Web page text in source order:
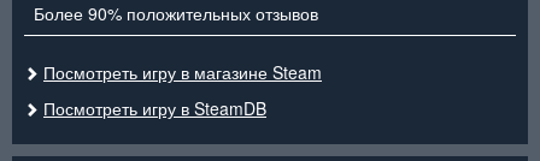
Более 90% положительных отзывов
Посмотреть игру в магазине Steam
Посмотреть игру в SteamDB